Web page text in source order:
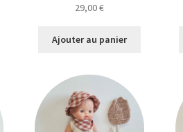
29,00€
Ajouter au panier